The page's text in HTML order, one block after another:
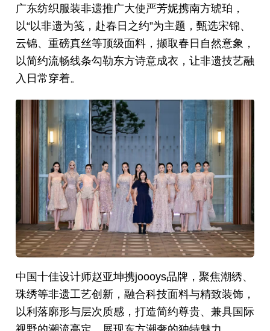
广东纺织服装非遗推广大使严芳妮携南方琥珀，
以“以非遗为笺，赴春日之约”为主题，甄选宋锦、
云锦、重磅真丝等顶级面料，撷取春日自然意象，
以简约流畅线条勾勒东方诗意成衣，让非遗技艺融
入日常穿着。
中国十佳设计师赵亚坤携joooys品牌，聚焦潮绣、
珠绣等非遗工艺创新，融合科技面料与精致装饰，
以利落廓形与层次质感，打造简约尊贵、兼具国际